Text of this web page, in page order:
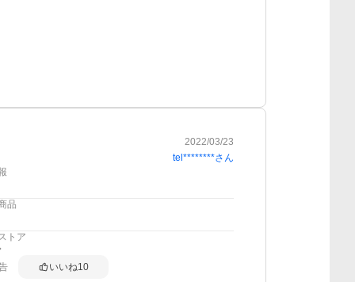
2022/03/23
tel********さん
品
トア
いいね10